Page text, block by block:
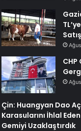
CHP
Çin: Huangyan Dao
Karasularını İhlal
Gemiyi Uzaklaştırdık